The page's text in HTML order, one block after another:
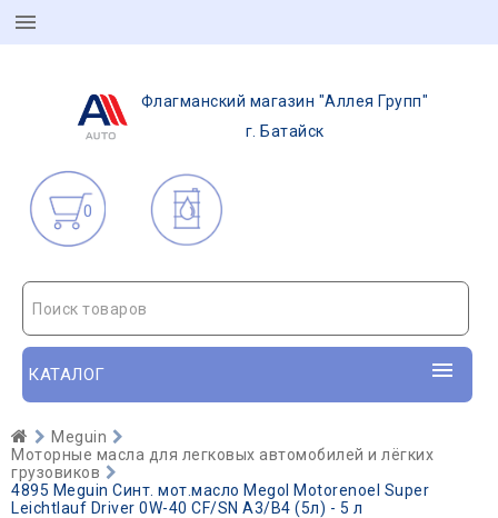
Флагманский магазин "Аллея Групп"
г. Батайск
0
Поиск товаров
КАТАЛОГ
Meguin
Моторные масла для легковых автомобилей и лёгких
грузовиков
4895 Meguin Синт. мот.масло Megol Motorenoel Super
Leichtlauf Driver 0W-40 CF/SN A3/B4 (5л) - 5 л